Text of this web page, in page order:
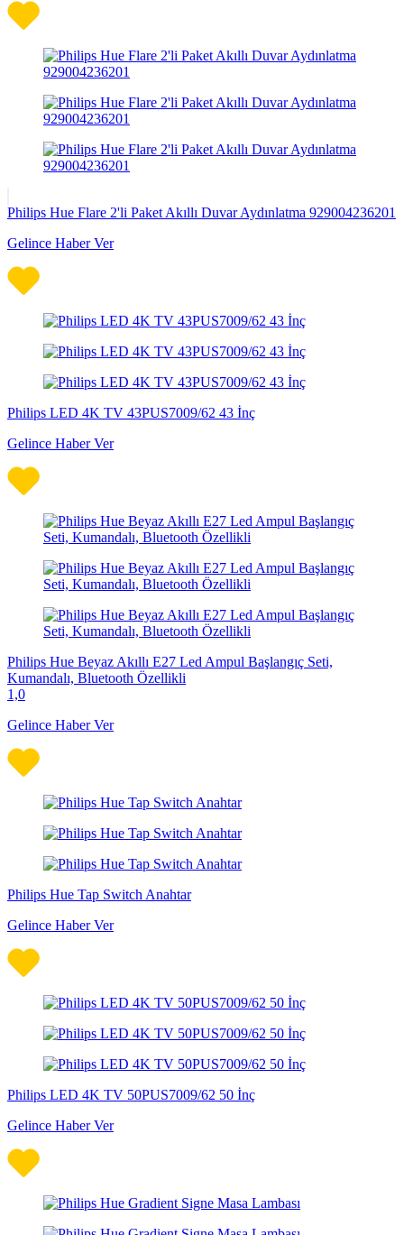
Philips Hue Flare 2'li Paket Akıllı Duvar Aydınlatma 929004236201
Gelince Haber Ver
Philips LED 4K TV 43PUS7009/62 43 İnç
Gelince Haber Ver
Philips Hue Beyaz Akıllı E27 Led Ampul Başlangıç Seti,
Kumandalı, Bluetooth Özellikli
1,0
Gelince Haber Ver
Philips Hue Tap Switch Anahtar
Gelince Haber Ver
Philips LED 4K TV 50PUS7009/62 50 İnç
Gelince Haber Ver